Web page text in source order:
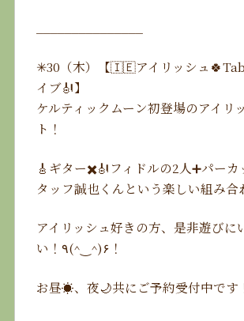
✳︎30（木）【🇮🇪アイリッシュ
イブ🎻】
ケルティックムーン初登場のアイリ
ト！
🎸ギター✖️🎻フィドルの2人➕パーカ
タッフ誠也くんという楽しい組み
アイリッシュ好きの方、是非遊びに
い！٩(^‿^)۶！
お昼☀️、夜🌙共にご予約受付中です